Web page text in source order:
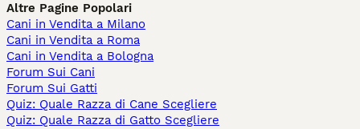
Altre Pagine Popolari
Cani in Vendita a Milano
Cani in Vendita a Roma
Cani in Vendita a Bologna
Forum Sui Cani
Forum Sui Gatti
Quiz: Quale Razza di Cane Scegliere
Quiz: Quale Razza di Gatto Scegliere